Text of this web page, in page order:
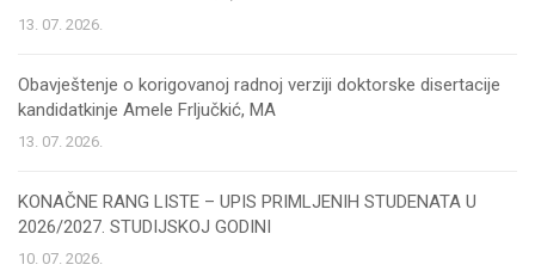
13. 07. 2026.
Obavještenje o korigovanoj radnoj verziji doktorske disertacije
kandidatkinje Amele Frljučkić, MA
13. 07. 2026.
KONAČNE RANG LISTE – UPIS PRIMLJENIH STUDENATA U
2026/2027. STUDIJSKOJ GODINI
10. 07. 2026.